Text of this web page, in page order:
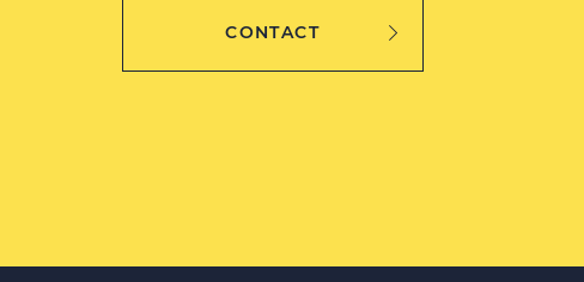
CONTACT